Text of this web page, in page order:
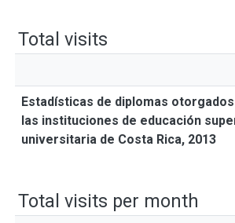
Total visits
Estadísticas de diplomas
las instituciones de educación
universitaria de Costa Rica, 2013
Total visits per month